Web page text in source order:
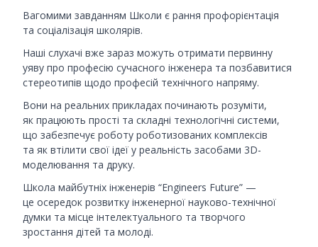
Вагомими завданням Школи є рання профорієнтація
та соціалізація школярів.
Наші слухачі вже зараз можуть отримати первинну
уяву про професію сучасного інженера та позбавитися
стереотипів щодо професій технічного напряму.
Вони на реальних прикладах починають розуміти,
як працюють прості та складні технологічні системи,
що забезпечує роботу роботизованих комплексів
та як втілити свої ідеї у реальність засобами 3D-
моделювання та друку.
Школа майбутніх інженерів “Engineers Future” —
це осередок розвитку інженерної науково-технічної
думки та місце інтелектуального та творчого
зростання дітей та молоді.